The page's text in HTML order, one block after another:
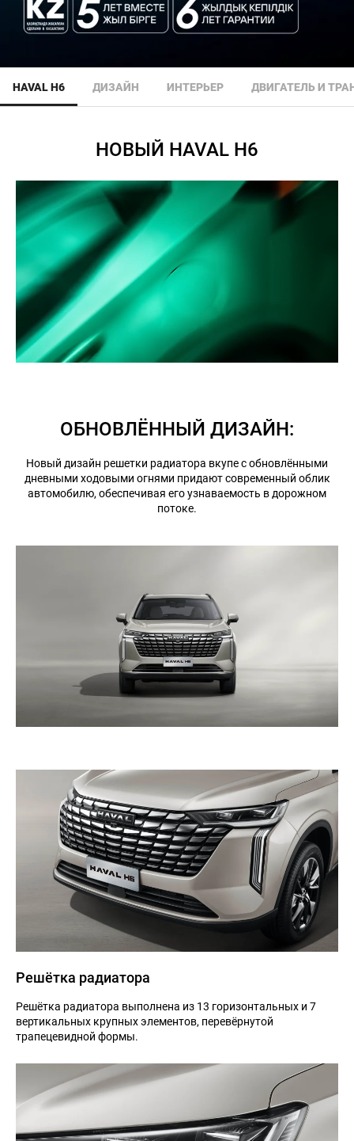
HAVAL H6 ДИЗАЙН ИНТЕРЬЕР ДВИГАТЕЛЬ И
НОВЫЙ HAVAL H6
ОБНОВЛЁННЫЙ ДИЗАЙН:
Новый дизайн решетки радиатора вкупе с обновлёнными
дневными ходовыми огнями придают современный облик
автомобилю, обеспечивая его узнаваемость в дорожном
потоке.
Решётка радиатора
Решётка радиатора выполнена из 13 горизонтальных и 7
вертикальных крупных элементов, перевёрнутой
трапецевидной формы.